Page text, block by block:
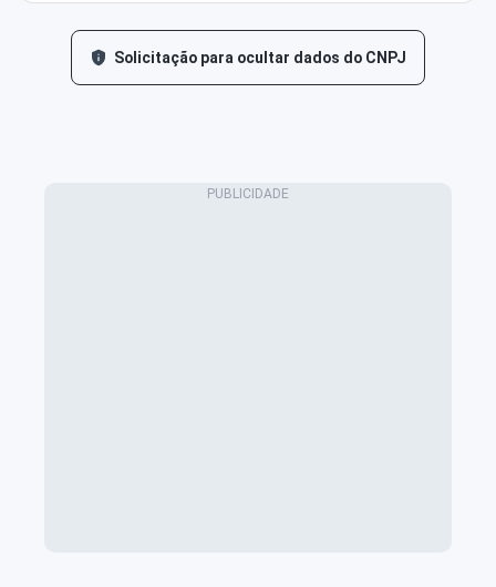
Solicitação para ocultar dados do CNPJ